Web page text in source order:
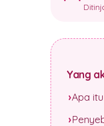
Yang
Apa